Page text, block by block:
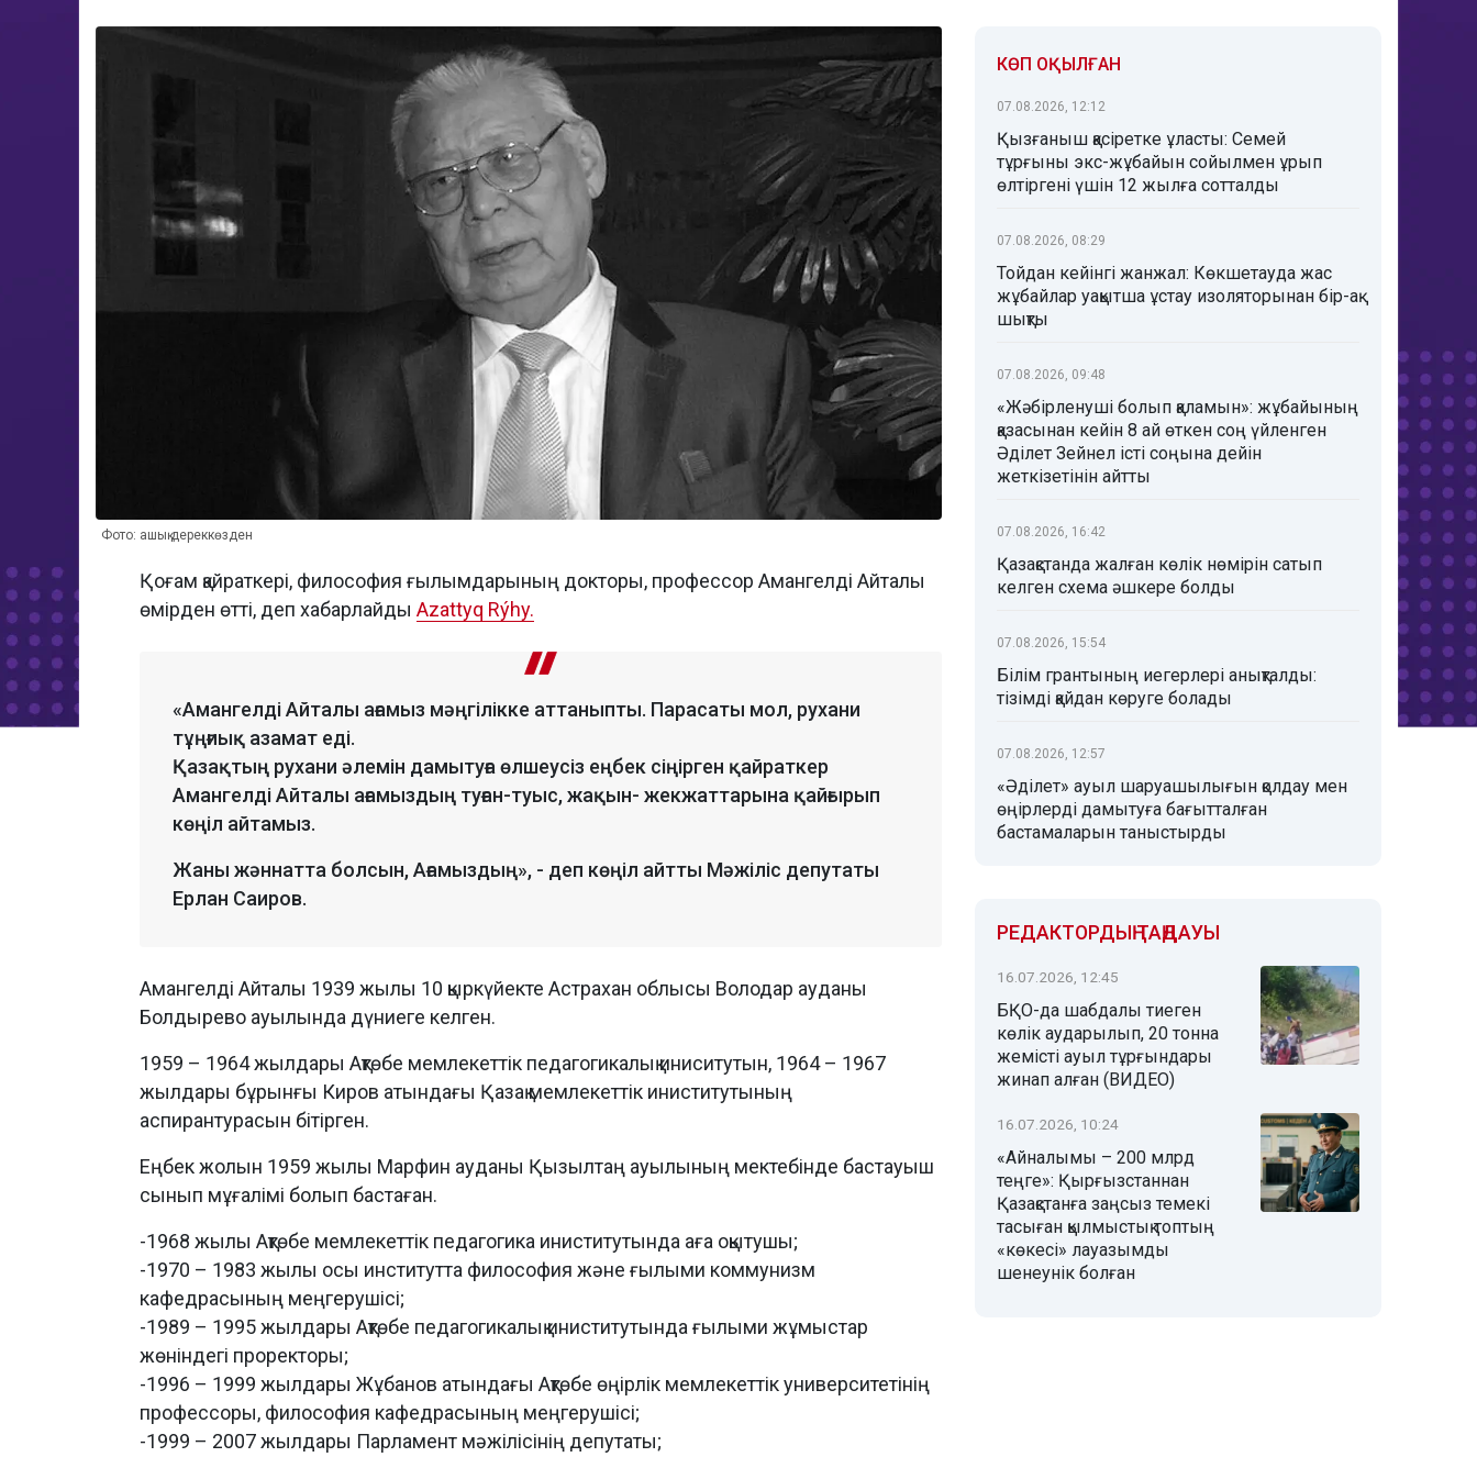
Фото: ашық дереккөзден
Қоғам қайраткері, философия ғылымдарының докторы, профессор Амангелді Айталы
өмірден өтті, деп хабарлайды Azattyq Rýhy.
«Амангелді Айталы ағамыз мәңгілікке аттаныпты. Парасаты мол, рухани
тұңғиық азамат еді.
Қазақтың рухани әлемін дамытуға өлшеусіз еңбек сіңірген қайраткер
Амангелді Айталы ағамыздың туған-туыс, жақын- жекжаттарына қайғырып
көңіл айтамыз.
Жаны жәннатта болсын, Ағамыздың», - деп көңіл айтты Мәжіліс депутаты
Ерлан Саиров.
Амангелді Айталы 1939 жылы 10 қыркүйекте Астрахан облысы Володар ауданы
Болдырево ауылында дүниеге келген.
1959 – 1964 жылдары Ақтөбе мемлекеттік педагогикалық иниситутын, 1964 – 1967
жылдары бұрынғы Киров атындағы Қазақ мемлекеттік иниститутының
аспирантурасын бітірген.
Еңбек жолын 1959 жылы Марфин ауданы Қызылтаң ауылының мектебінде бастауыш
сынып мұғалімі болып бастаған.
-1968 жылы Ақтөбе мемлекеттік педагогика иниститутында аға оқытушы;
-1970 – 1983 жылы осы институтта философия және ғылыми коммунизм
кафедрасының меңгерушісі;
-1989 – 1995 жылдары Ақтөбе педагогикалық иниститутында ғылыми жұмыстар
жөніндегі проректоры;
-1996 – 1999 жылдары Жұбанов атындағы Ақтөбе өңірлік мемлекеттік университетінің
профессоры, философия кафедрасының меңгерушісі;
-1999 – 2007 жылдары Парламент мәжілісінің депутаты;
КӨП ОҚЫЛҒАН
07.08.2026, 12:12
Қызғаныш қасіретке ұласты: Семей
тұрғыны экс-жұбайын сойылмен ұрып
өлтіргені үшін 12 жылға сотталды
07.08.2026, 08:29
Тойдан кейінгі жанжал: Көкшетауда жас
жұбайлар уақытша ұстау изоляторынан бір-ақ
шықты
07.08.2026, 09:48
«Жәбірленуші болып қаламын»: жұбайының
қазасынан кейін 8 ай өткен соң үйленген
Әділет Зейнел істі соңына дейін
жеткізетінін айтты
07.08.2026, 16:42
Қазақстанда жалған көлік нөмірін сатып
келген схема әшкере болды
07.08.2026, 15:54
Білім грантының иегерлері анықталды:
тізімді қайдан көруге болады
07.08.2026, 12:57
«Әділет» ауыл шаруашылығын қолдау мен
өңірлерді дамытуға бағытталған
бастамаларын таныстырды
РЕДАКТОРДЫҢ ТАҢДАУЫ
16.07.2026, 12:45
БҚО-да шабдалы тиеген
көлік аударылып, 20 тонна
жемісті ауыл тұрғындары
жинап алған (ВИДЕО)
16.07.2026, 10:24
«Айналымы – 200 млрд
теңге»: Қырғызстаннан
Қазақстанға заңсыз темекі
тасыған қылмыстық топтың
«көкесі» лауазымды
шенеунік болған